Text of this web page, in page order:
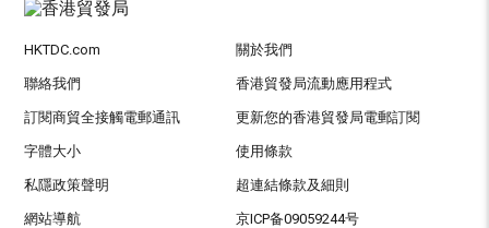
HKTDC.com 關於我們
聯絡我們 香港貿發局流動應用程式
訂閱商貿全接觸電郵通訊 更新您的香港貿發局電郵訂閱
字體大小 使用條款
私隱政策聲明 超連結條款及細則
網站導航 京ICP备09059244号